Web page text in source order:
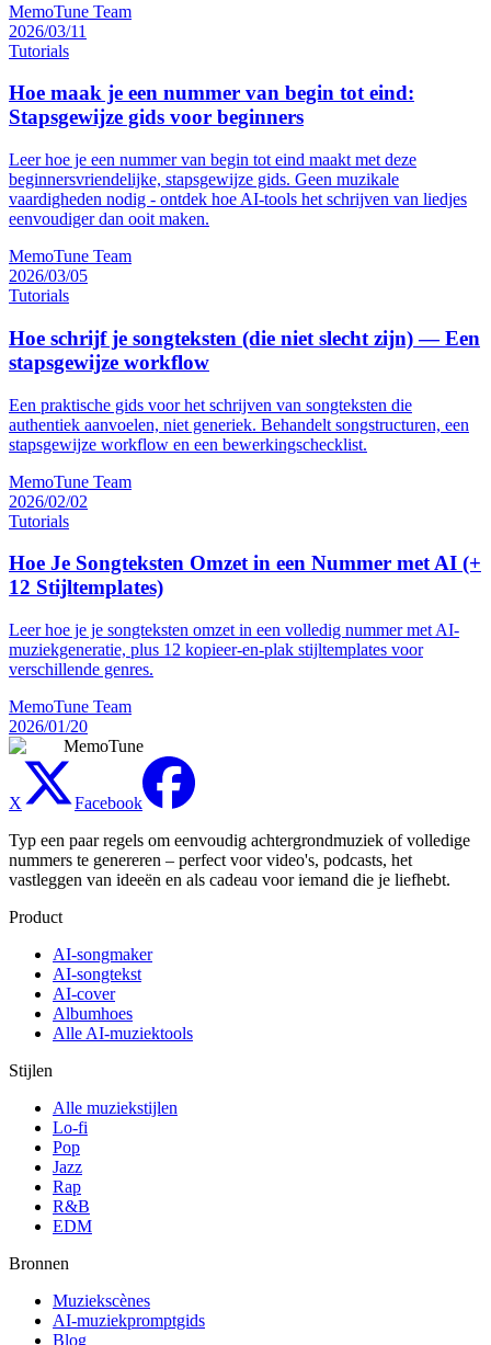
MemoTune Team
2026/03/11
Tutorials
Hoe maak je een nummer van begin tot eind:
Stapsgewijze gids voor beginners
Leer hoe je een nummer van begin tot eind maakt met deze
beginnersvriendelijke, stapsgewijze gids. Geen muzikale
vaardigheden nodig - ontdek hoe AI-tools het schrijven van liedjes
eenvoudiger dan ooit maken.
MemoTune Team
2026/03/05
Tutorials
Hoe schrijf je songteksten (die niet slecht zijn) — Een
stapsgewijze workflow
Een praktische gids voor het schrijven van songteksten die
authentiek aanvoelen, niet generiek. Behandelt songstructuren, een
stapsgewijze workflow en een bewerkingschecklist.
MemoTune Team
2026/02/02
Tutorials
Hoe Je Songteksten Omzet in een Nummer met AI (+
12 Stijltemplates)
Leer hoe je je songteksten omzet in een volledig nummer met AI-
muziekgeneratie, plus 12 kopieer-en-plak stijltemplates voor
verschillende genres.
MemoTune Team
2026/01/20
MemoTune
X
Facebook
Typ een paar regels om eenvoudig achtergrondmuziek of volledige
nummers te genereren – perfect voor video's, podcasts, het
vastleggen van ideeën en als cadeau voor iemand die je liefhebt.
Product
AI-songmaker
AI-songtekst
AI-cover
Albumhoes
Alle AI-muziektools
Stijlen
Alle muziekstijlen
Lo-fi
Pop
Jazz
Rap
R&B
EDM
Bronnen
Muziekscènes
AI-muziekpromptgids
Blog